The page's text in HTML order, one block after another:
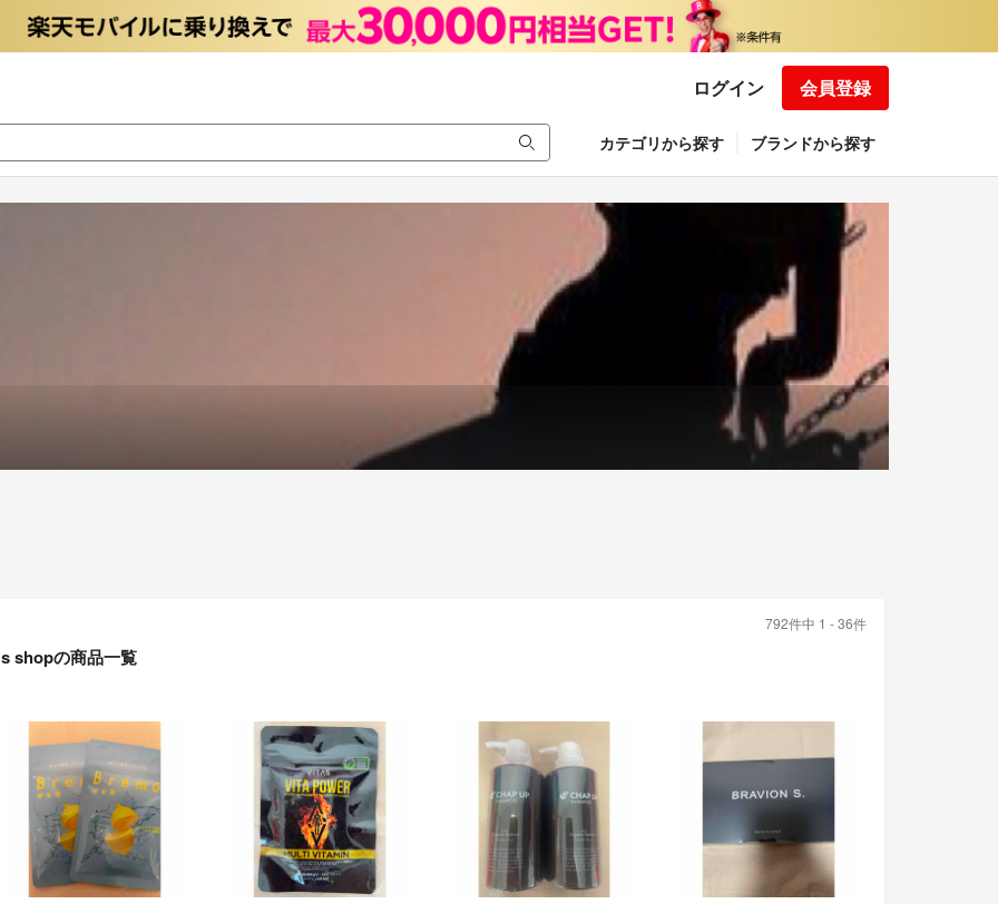
ログイン 会員登録
カテゴリから探す ブランドから探す
792件中 1 - 36件
s shopの商品一覧